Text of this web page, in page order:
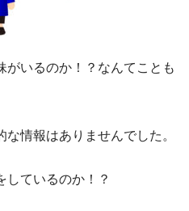
がいるのか！？なんてことも
情報はありませんでした。
しているのか！？